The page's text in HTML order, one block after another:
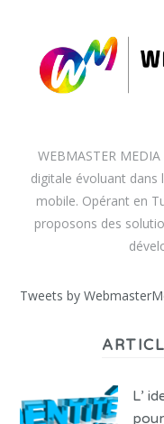
WEBMASTER
digitale évoluant
mobile. Opérant en
proposons des
Tweets by
L’